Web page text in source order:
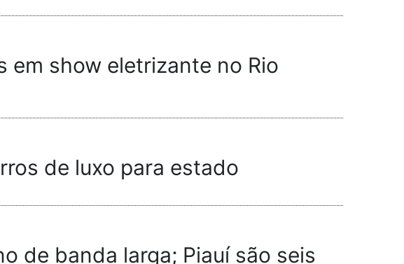
em show eletrizante no Rio
de luxo para estado
de banda larga; Piauí são seis